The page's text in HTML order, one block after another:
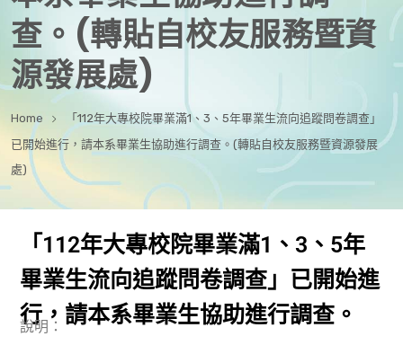
查。(轉貼自校友服務暨資
源發展處)
Home
「112年大專校院畢業滿1、3、5年畢業生流向追蹤問卷調查」
已開始進行，請本系畢業生協助進行調查。(轉貼自校友服務暨資源發展
處)
「112年大專校院畢業滿1、3、5年
畢業生流向追蹤問卷調查」已開始進
行，請本系畢業生協助進行調查。
說明：